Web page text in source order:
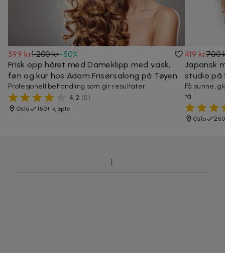
599 kr1 200 kr-50%
Frisk opp håret med Dameklipp med vask,
føn og kur hos Adam Frisørsalong på Tøyen
Profesjonell behandling som gir resultater
4,2 (5)
Oslo 150+ kjøpte
419 kr700
Japansk
studio på
Få sunne,
tå
Oslo